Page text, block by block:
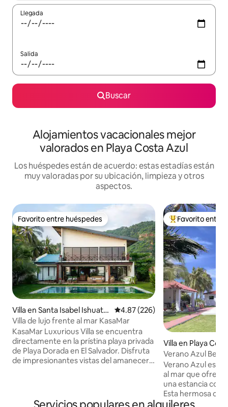
Llegada
Salida
Buscar
Alojamientos vacacionales mejor
valorados en Playa Costa Azul
Los huéspedes están de acuerdo: estas estadías están
muy valoradas por su ubicación, limpieza y otros
aspectos.
Favorito entre huéspedes
Favorito entre huéspedes
Villa en Santa Isabel Ishuata
n
Calificación promedio: 4.87 de
4.87 (226)
Villa de lujo frente al mar KasaMar
KasaMar Luxurious Villa se encuentra
directamente en la prístina playa privada
de Playa Dorada en El Salvador. Disfruta
de impresionantes vistas del amanecer y
explora toda la belleza que El Salvador
Favorito entre
Favorito entre
Villa en Playa
Verano Azul
Verano Azul es
al mar que ofrece
una estancia con
Esta hermosa
de las mejores